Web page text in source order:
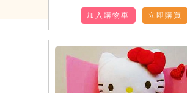
立即購買
加入購物車